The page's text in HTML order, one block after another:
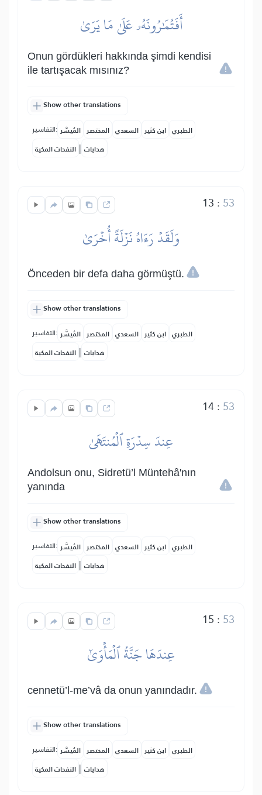
أَفَتُمَٰرُونَهُۥ عَلَىٰ مَا يَرَىٰ
Onun gördükleri hakkında şimdi kendisi
ile tartışacak mısınız?
Show other translations
التفاسير: المُيسَّر المختصر السعدي ابن كثير الطبري
النفحات المكية | هدايات
13 : 53
وَلَقَدۡ رَءَاهُ نَزۡلَةً أُخۡرَىٰ
Önceden bir defa daha görmüştü.
Show other translations
التفاسير: المُيسَّر المختصر السعدي ابن كثير الطبري
النفحات المكية | هدايات
14: 53
عِندَ سِدۡرَةِ ٱلۡمُنتَهَىٰ
Andolsun onu, Sidretü’l Müntehâ'nın
yanında
Show other translations
التفاسير: المُيسَّر المختصر السعدي ابن كثير الطبري
النفحات المكية | هدايات
15 : 53
عِندَهَا جَنَّةُ ٱلۡمَأۡوَىٰٓ
cennetü’l-me’vâ da onun yanındadır.
Show other translations
التفاسير: المُيسَّر المختصر السعدي ابن كثير الطبري
النفحات المكية | هدايات